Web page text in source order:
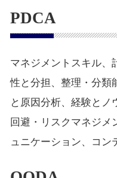
PDCA
マネジメントスキル、
性と分担、整理・分類
と原因分析、経験とノ
回避・リスクマネジメ
ュニケーション、コン